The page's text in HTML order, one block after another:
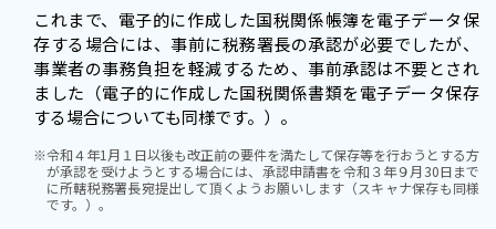
これまで、電子的に作成した国税関係帳簿を電子データ保
存する場合には、事前に税務署長の承認が必要でしたが、
事業者の事務負担を軽減するため、事前承認は不要とされ
ました（電子的に作成した国税関係書類を電子データ保存
する場合についても同様です。）。
※令和４年1月１日以後も改正前の要件を満たして保存等を行おうとする方
が承認を受けようとする場合には、承認申請書を令和３年９月30日まで
に所轄税務署長宛提出して頂くようお願いします（スキャナ保存も同様
です。）。